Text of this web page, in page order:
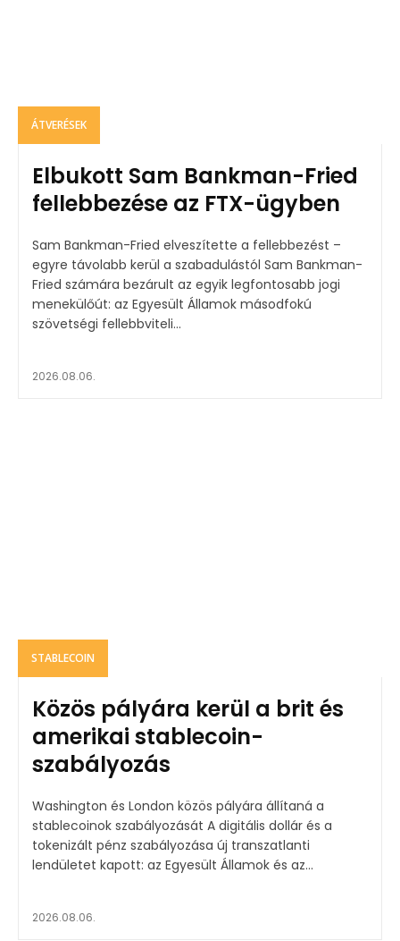
ÁTVERÉSEK
Elbukott Sam Bankman-Fried
fellebbezése az FTX-ügyben
Sam Bankman-Fried elveszítette a fellebbezést –
egyre távolabb kerül a szabadulástól Sam Bankman-
Fried számára bezárult az egyik legfontosabb jogi
menekülőút: az Egyesült Államok másodfokú
szövetségi fellebbviteli...
2026.08.06.
STABLECOIN
Közös pályára kerül a brit és
amerikai stablecoin-
szabályozás
Washington és London közös pályára állítaná a
stablecoinok szabályozását A digitális dollár és a
tokenizált pénz szabályozása új transzatlanti
lendületet kapott: az Egyesült Államok és az...
2026.08.06.